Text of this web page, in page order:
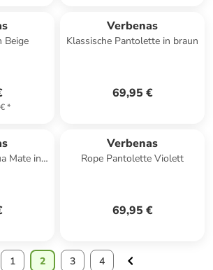
Beige
*
Verbenas
Klassische Pantolette in braun
69,95 €
Mate in
Verbenas
Rope Pantolette Violett
69,95 €
1 2 3 4